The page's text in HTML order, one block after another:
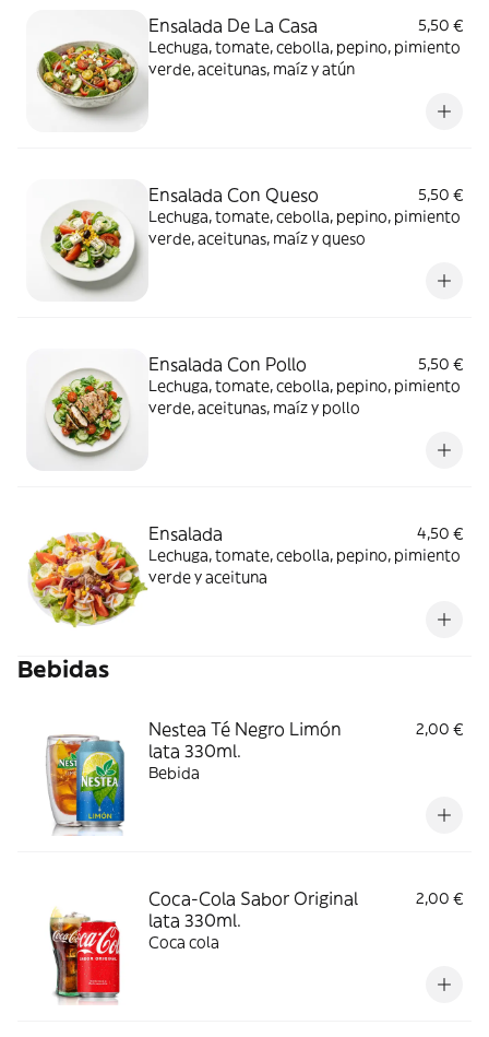
Ensalada De La Casa
5,50 €
Lechuga, tomate, cebolla, pepino, pimiento
verde, aceitunas, maíz y atún
Ensalada Con Queso
5,50 €
Lechuga, tomate, cebolla, pepino, pimiento
verde, aceitunas, maíz y queso
Ensalada Con Pollo
5,50 €
Lechuga, tomate, cebolla, pepino, pimiento
verde, aceitunas, maíz y pollo
Ensalada
4,50 €
Lechuga, tomate, cebolla, pepino, pimiento
verde y aceituna
Bebidas
Nestea Té Negro Limón
lata 330ml.
2,00 €
Bebida
Coca-Cola Sabor Original
lata 330ml.
2,00 €
Coca cola